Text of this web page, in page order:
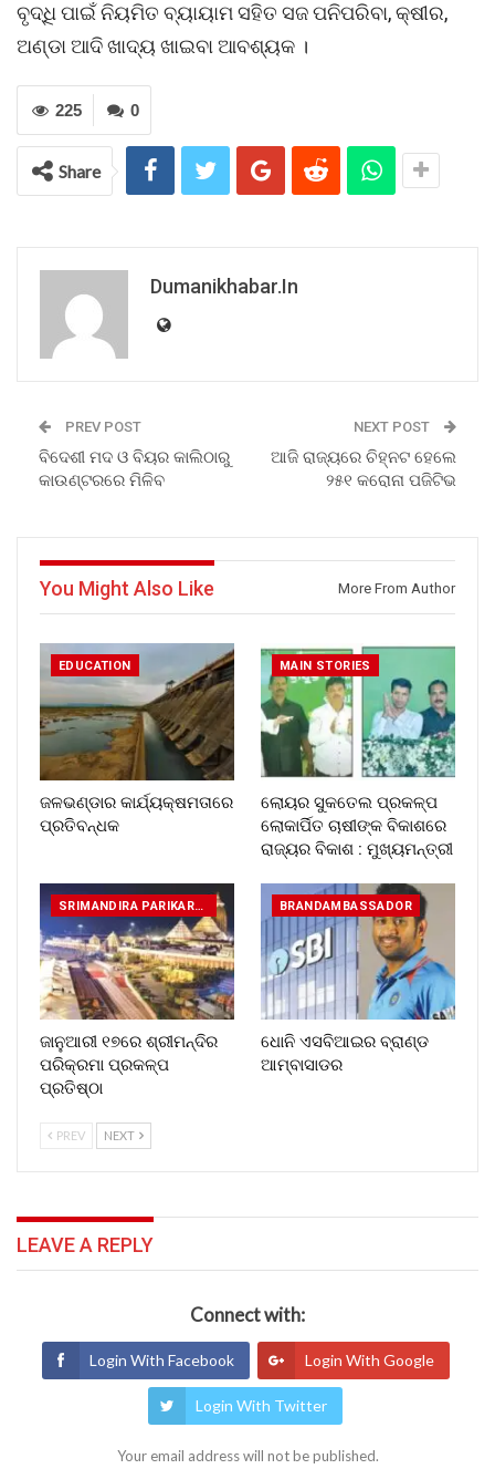
ବୃଦ୍ଧି ପାଇଁ ନିୟମିତ ବ୍ୟାୟାମ ସହିତ ସଜ ପନିପରିବା, କ୍ଷୀର,
ଅଣ୍ଡା ଆଦି ଖାଦ୍ୟ ଖାଇବା ଆବଶ୍ୟକ ।
0
225
Share
Dumanikhabar.in
PREV POST
ବିଦେଶୀ ମଦ ଓ ବିୟର କାଲିଠାରୁ
କାଉଣ୍ଟରରେ ମିଳିବ
NEXT POST
ଆଜି ରାଜ୍ୟରେ ଚିହ୍ନଟ ହେଲେ
୨୫୧ କରୋନା ପଜିଟିଭ
You Might Also Like More From Author
EDUCATION
ଜଳଭଣ୍ଡାର କାର୍ଯ୍ୟକ୍ଷମତାରେ
ପ୍ରତିବନ୍ଧକ
MAIN STORIES
ଲୋୟର ସୁକତେଲ ପ୍ରକଳ୍ପ
ଲୋକାର୍ପିତ ଚାଷୀଙ୍କ ବିକାଶରେ
ରାଜ୍ୟର ବିକାଶ : ମୁଖ୍ୟମନ୍ତ୍ରୀ
SRIMANDIRA PARIKARAM
ଜାନୁଆରୀ ୧୭ରେ ଶ୍ରୀମନ୍ଦିର
ପରିକ୍ରମା ପ୍ରକଳ୍ପ
ପ୍ରତିଷ୍ଠା
BRANDAMBASSADOR
ଧୋନି ଏସବିଆଇର ବ୍ରାଣ୍ଡ
ଆମ୍ବାସାଡର
PREV NEXT
LEAVE A REPLY
Connect with:
Login With Facebook Login With Google
Login With Twitter
Your email address will not be published.